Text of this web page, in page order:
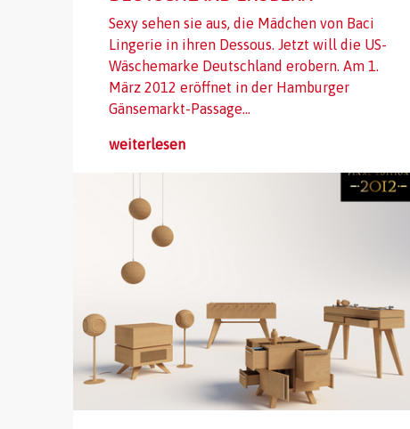
Sexy sehen sie aus, die Mädchen von Baci
Lingerie in ihren Dessous. Jetzt will die US-
Wäschemarke Deutschland erobern. Am 1.
März 2012 eröffnet in der Hamburger
Gänsemarkt-Passage...
weiterlesen